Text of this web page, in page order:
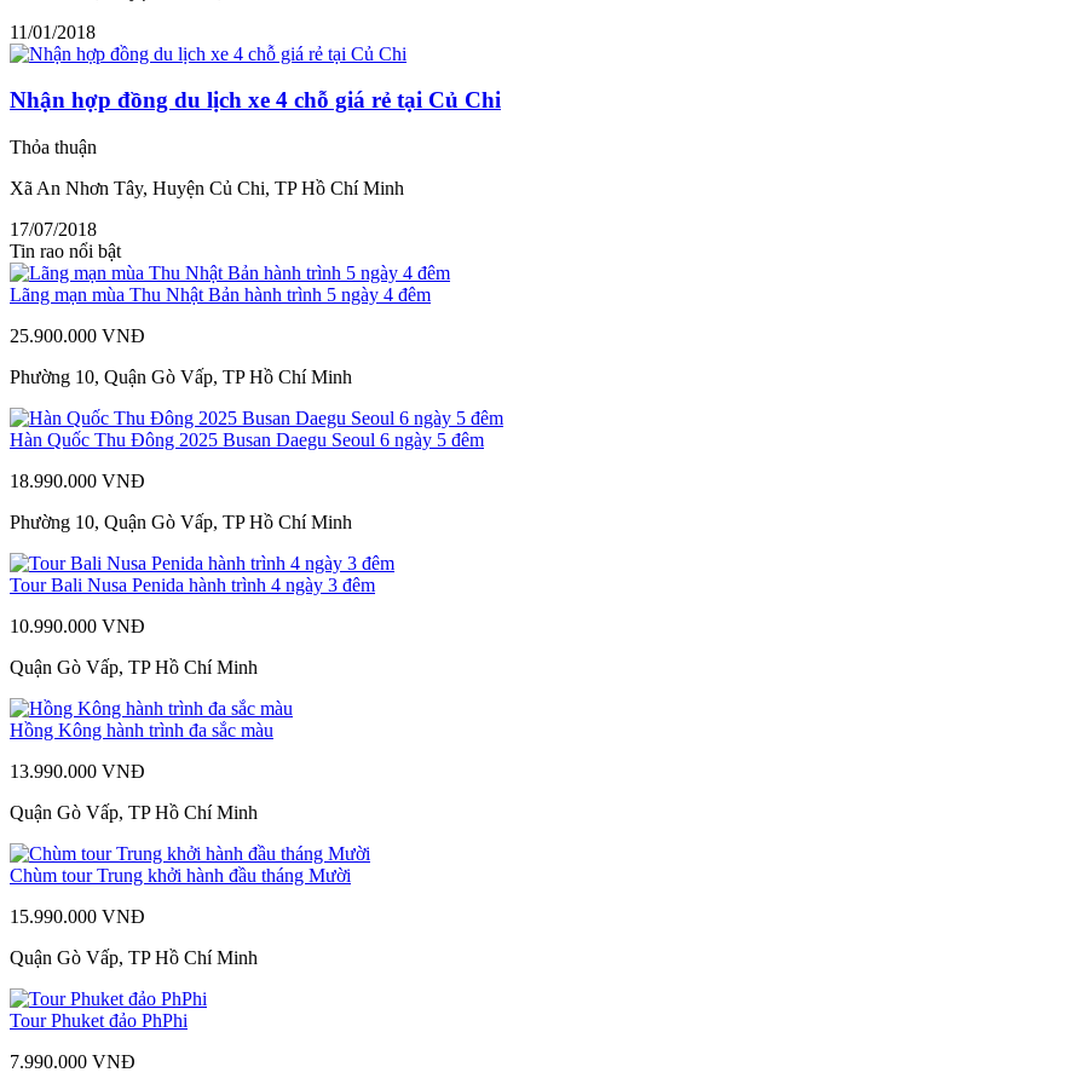
11/01/2018
Nhận hợp đồng du lịch xe 4 chỗ giá rẻ tại Củ Chi
Thỏa thuận
Xã An Nhơn Tây, Huyện Củ Chi, TP Hồ Chí Minh
17/07/2018
Tin rao nổi bật
Lãng mạn mùa Thu Nhật Bản hành trình 5 ngày 4 đêm
25.900.000 VNĐ
Phường 10, Quận Gò Vấp, TP Hồ Chí Minh
Hàn Quốc Thu Đông 2025 Busan Daegu Seoul 6 ngày 5 đêm
18.990.000 VNĐ
Phường 10, Quận Gò Vấp, TP Hồ Chí Minh
Tour Bali Nusa Penida hành trình 4 ngày 3 đêm
10.990.000 VNĐ
Quận Gò Vấp, TP Hồ Chí Minh
Hồng Kông hành trình đa sắc màu
13.990.000 VNĐ
Quận Gò Vấp, TP Hồ Chí Minh
Chùm tour Trung khởi hành đầu tháng Mười
15.990.000 VNĐ
Quận Gò Vấp, TP Hồ Chí Minh
Tour Phuket đảo PhPhi
7.990.000 VNĐ